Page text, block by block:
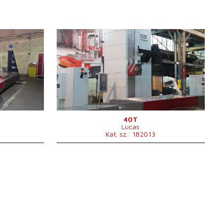
/min.
Gyártás éve:
2018
Vezérlőrendszer
igen
Fanuc vezérlőrendszer
0i-MF
Az orsó átmérője
130 mm
X irányú mozgás
3657 mm
Y irányú mozgás
3048 mm
Orsó fordulatszáma
10 - 3000
/min.
Orsón keresztüli hűtés
igen
Orsón keresztüli hűtőnyomás
Z irányú mozgás
Szerszámváltó
igen
40T
Lucas
Kat. sz.: 182013